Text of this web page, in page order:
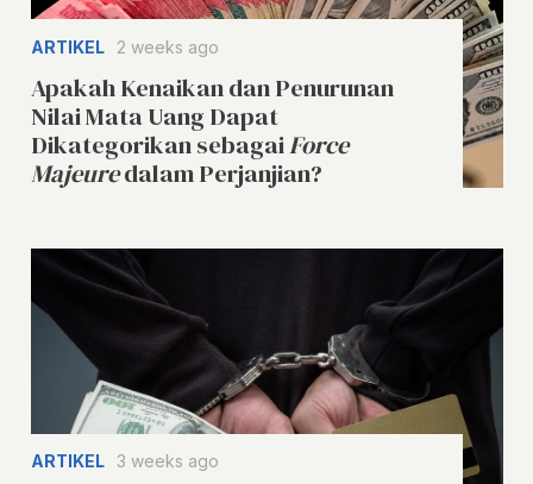
ARTIKEL 2 weeks ago
Apakah Kenaikan dan Penurunan
Nilai Mata Uang Dapat
Dikategorikan sebagaiForce
Majeuredalam Perjanjian?
ARTIKEL 3 weeks ago